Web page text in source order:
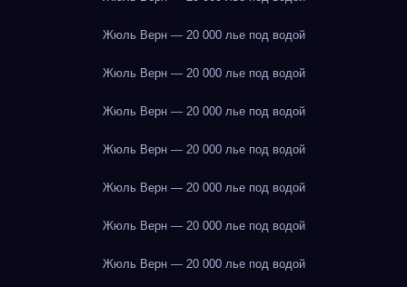
Жюль Верн — 20 000 лье под водой
Жюль Верн — 20 000 лье под водой
Жюль Верн — 20 000 лье под водой
Жюль Верн — 20 000 лье под водой
Жюль Верн — 20 000 лье под водой
Жюль Верн — 20 000 лье под водой
Жюль Верн — 20 000 лье под водой